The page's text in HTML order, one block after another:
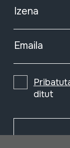
Izena
Emaila
ditut